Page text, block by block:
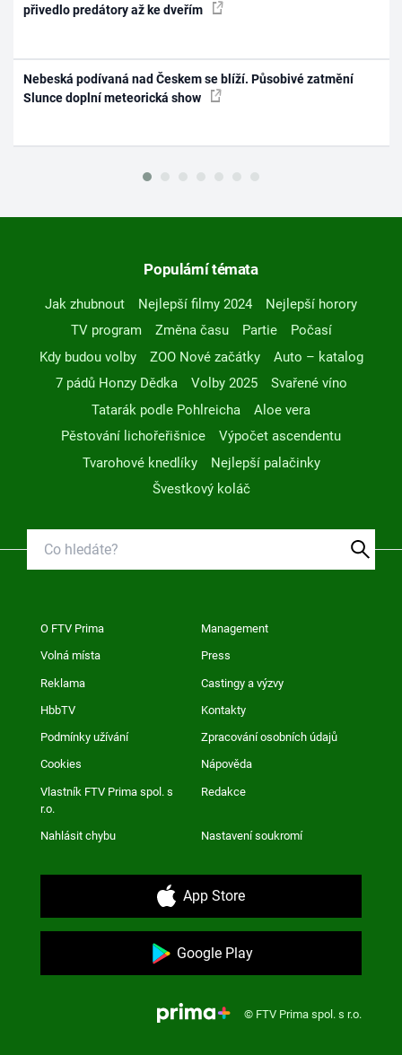
přivedlo predátory až ke dveřím
Nebeská podívaná nad Českem se blíží. Působivé zatmění
Slunce doplní meteorická show
Populární témata
Jak zhubnout Nejlepší filmy 2024
Nejlepší horory
TV program
Změna času Partie
Počasí
Kdy budou volby
ZOO Nové začátky
Auto – katalog
7 pádů Honzy Dědka
Volby 2025
Svařené víno
Tatarák podle Pohlreicha
Aloe vera
Pěstování lichořeřišnice
Výpočet ascendentu
Tvarohové knedlíky
Nejlepší palačinky
Švestkový koláč
O FTV Prima Management
Volná místa Press
Reklama Castingy a výzvy
HbbTV Kontakty
Podmínky užívání Zpracování osobních údajů
Cookies Nápověda
Vlastník FTV Prima spol. s
r.o.
Redakce
Nahlásit chybu Nastavení soukromí
App Store
Google Play
© FTV Prima spol. s r.o.